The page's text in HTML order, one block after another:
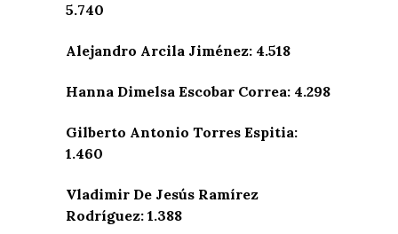
5.740
Alejandro Arcila Jiménez: 4.518
Hanna Dimelsa Escobar Correa: 4.298
Gilberto Antonio Torres Espitia:
1.460
Vladimir De Jesús Ramírez
Rodríguez: 1.388